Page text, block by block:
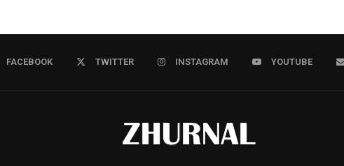
FACEBOOK TWITTER INSTAGRAM YOUTUBE